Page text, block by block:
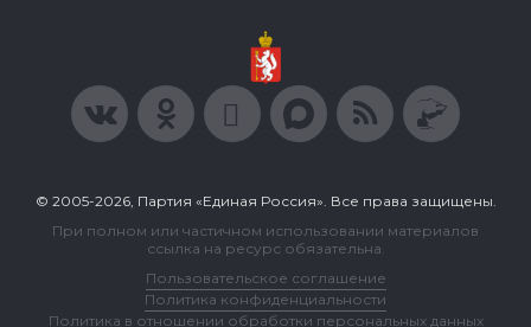
© 2005-2026, Партия «Единая Россия». Все права защищены.
При полном или частичном использовании материалов
ссылка на ресурс обязательна.
Пользовательское соглашение
Политика конфиденциальности
Политика в отношении обработки персональных данных